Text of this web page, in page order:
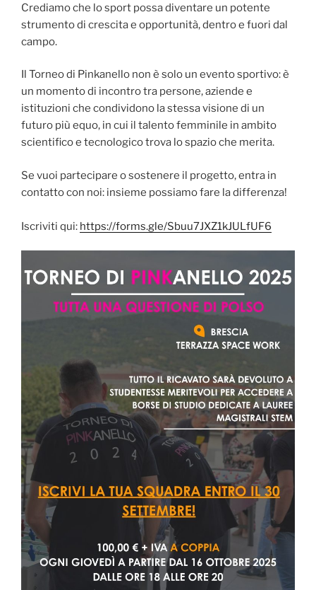
Crediamo che lo sport possa diventare un potente
strumento di crescita e opportunità, dentro e fuori dal
campo.
Il Torneo di Pinkanello non è solo un evento sportivo: è
un momento di incontro tra persone, aziende e
istituzioni che condividono la stessa visione di un
futuro più equo, in cui il talento femminile in ambito
scientifico e tecnologico trova lo spazio che merita.
Se vuoi partecipare o sostenere il progetto, entra in
contatto con noi: insieme possiamo fare la differenza!
Iscriviti qui: https://forms.gle/Sbuu7JXZ1kJULfUF6